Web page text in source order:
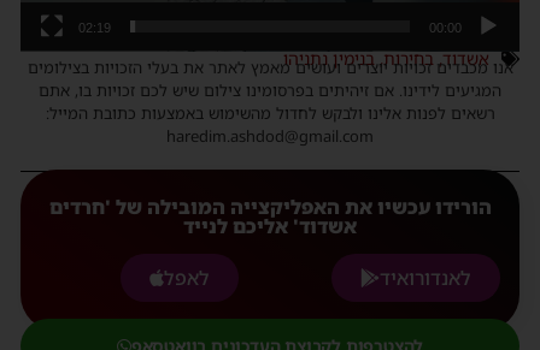
00:00
02:19
אשדוד,בחירות,בנימין נתניהו
אנו מכבדים זכויות יוצרים ועושים מאמץ לאתר את בעלי הזכויות בצילומים
המגיעים לידינו. אם זיהיתים בפרסומינו צילום שיש לכם זכויות בו, אתם
רשאים לפנות אלינו ולבקש לחדול מהשימוש באמצעות כתובת המייל:
haredim.ashdod@gmail.com
הורידו עכשיו את האפליקצייה המובילה של 'חרדים
אשדוד' אליכם לנייד
לאנדורואיד
לאפל
להצטרפות לקבוצת העדכונים בוואטסאפ